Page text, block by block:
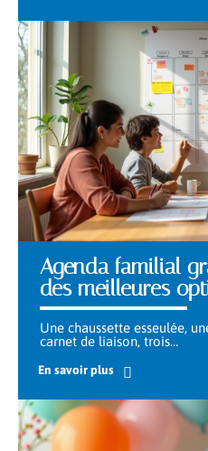
Agenda familial
des meilleures
Une chaussette esseulée,
carnet de liaison, trois…
En savoir plus